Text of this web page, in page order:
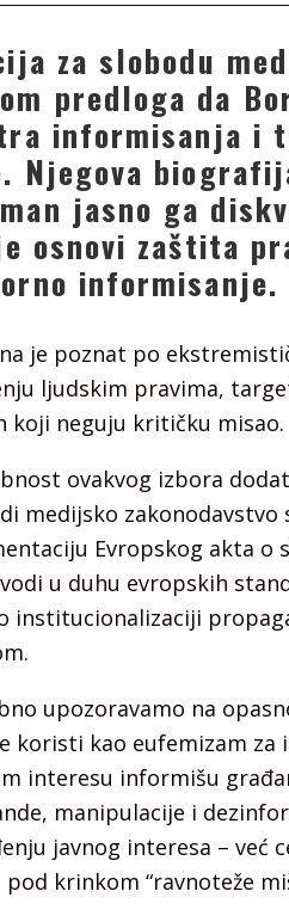
za slobodu
predloga da
informisanja i
Njegova
jasno ga
osnovi zaštita
informisanje.
je poznat po
ljudskim pravima,
koji neguju kritičku misao.
ovakvog izbora
medijsko
Evropskog akta o
u duhu evropskih
institucionalizaciji
upozoravamo na
koristi kao eufemizam
interesu informišu
manipulacije i
javnog interesa – već
krinkom “ravnoteže